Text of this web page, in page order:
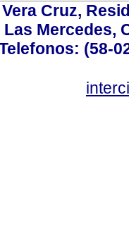
Cruz,
Las Mercedes,
(58-